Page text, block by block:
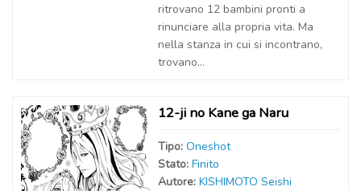
ritrovano 12 bambini pronti a
rinunciare alla propria vita. Ma
nella stanza in cui si incontrano,
trovano...
12-ji no Kane ga Naru
Tipo: Oneshot
Stato: Finito
Autore: KISHIMOTO Seishi